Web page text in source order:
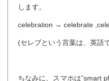
します。
celebration → celebrate
(セレブという言葉は、英語
ちなみに、スマホは”smart